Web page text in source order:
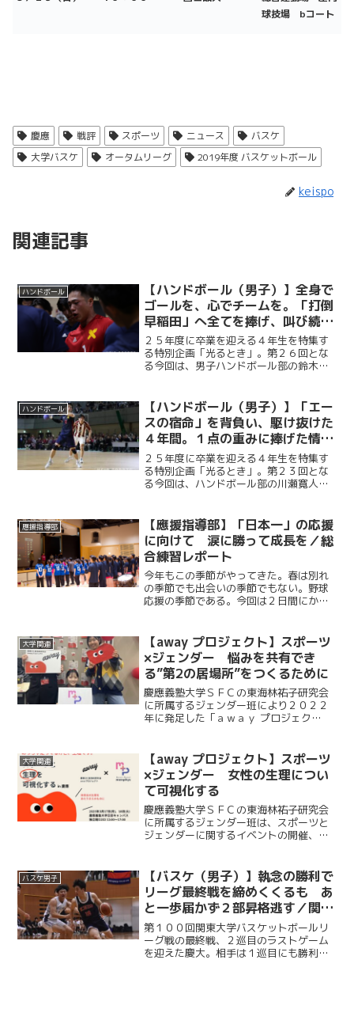
球技場 bコート
慶應 戦評 スポーツ ニュース
バスケ
大学バスケ
オータムリーグ 2019年度 バスケットボール
keispo
関連記事
ハンドボール
【ハンドボール（男子）】全身で
ゴールを、心でチームを。「打倒
早稲田」へ全てを捧げ、叫び続け
た勝利への執念。全身でゴールを
死守した主将の矜持／４年生卒業
企画「光るとき」 No.26 鈴木悠
２５年度に卒業を迎える４年生を特集す
る特別企画「光るとき」。第２６回とな
る今回は、男子ハンドボール部の鈴木悠
した全身を投げ出すセーブで幾度となく
チームを救ってきた。２年...
ハンドボール
【ハンドボール（男子）】「エー
スの宿命」を背負い、駆け抜けた
４年間。１点の重みに捧げた情熱
の軌跡。／４年生卒業企画「光る
とき」 No.23 川瀬寛人
２５年度に卒業を迎える４年生を特集す
る特別企画「光るとき」。第２３回とな
る今回は、ハンドボール部の川瀬寛人
続けた川瀬。怪我に泣かされた下級生時
代を経て、チームの浮沈を背...
應援指導部
【應援指導部】「日本一」の応援
に向けて 涙に勝って成長を／総
合練習レポート
今年もこの季節がやってきた。春は別れ
の季節でも出会いの季節でもない。野球
応援の季節である。今回は２日間にかけ
シャリストたちが慶立戦での勝利に向け
て、燃え上がるような練習...
大学関連
【away プロジェクト】スポーツ
×ジェンダー 悩みを共有でき
る”第2の居場所”をつくるために
慶應義塾大学ＳＦＣの東海林祐子研究会
に所属するジェンダー班により２０２２
年に発足した「ａｗａｙ プロジェク
信を行っている。プロジェクトの一環と
して、メンバー達を中心に「...
大学関連
【away プロジェクト】スポーツ
×ジェンダー 女性の生理につい
て可視化する
慶應義塾大学ＳＦＣの東海林祐子研究会
に所属するジェンダー班は、スポーツと
ジェンダーに関するイベントの開催、Ｓ
バスケ男子
【バスケ（男子）】執念の勝利で
リーグ最終戦を締めくくるも あ
と一歩届かず２部昇格逃す／関東
大学バスケットボールリーグ戦
第１００回関東大学バスケットボールリ
ーグ戦の最終戦、２巡目のラストゲーム
を迎えた慶大。相手は１巡目にも勝利し